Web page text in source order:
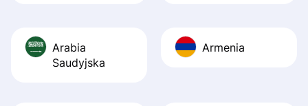
Arabia
Saudyjska
Armenia